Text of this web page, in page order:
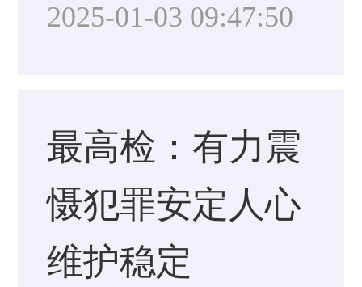
2025-01-03 09:47:50
最高检：有力震
慑犯罪安定人心
维护稳定